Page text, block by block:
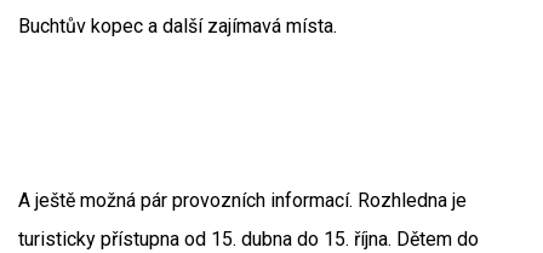
Buchtův kopec a další zajímavá místa.
A ještě možná pár provozních informací. Rozhledna je
turisticky přístupna od 15. dubna do 15. října. Dětem do